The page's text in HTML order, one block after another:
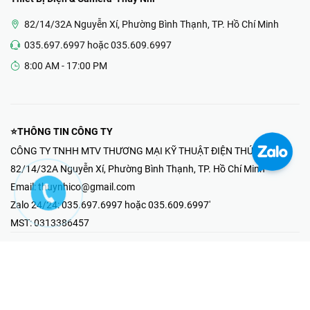
82/14/32A Nguyễn Xí, Phường Bình Thạnh, TP. Hồ Chí Minh
035.697.6997 hoặc 035.609.6997
8:00 AM - 17:00 PM
⭐THÔNG TIN CÔNG TY
CÔNG TY TNHH MTV THƯƠNG MẠI KỸ THUẬT ĐIỆN THÚY NHI
82/14/32A Nguyễn Xí, Phường Bình Thạnh, TP. Hồ Chí Minh
Email: thuynhico@gmail.com
Zalo 24/24:035.697.6997 hoặc 035.609.6997'
MST:0313386457